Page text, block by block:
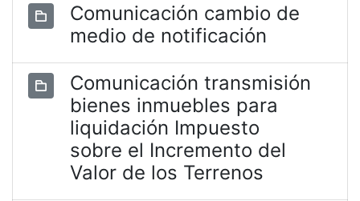
Comunicación cambio de
medio de notificación
Comunicación transmisión
bienes inmuebles para
liquidación Impuesto
sobre el Incremento del
Valor de los Terrenos